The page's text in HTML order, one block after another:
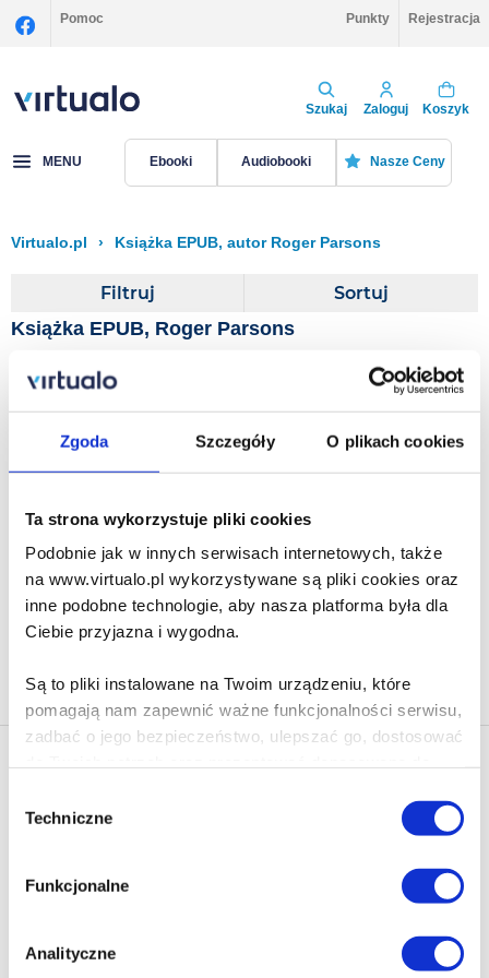
Zgoda Szczegóły O plikach cookies
Ta strona wykorzystuje pliki cookies
Podobnie jak w innych serwisach internetowych, także
na www.virtualo.pl wykorzystywane są pliki cookies oraz
inne podobne technologie, aby nasza platforma była dla
Ciebie przyjazna i wygodna.
Są to pliki instalowane na Twoim urządzeniu, które
pomagają nam zapewnić ważne funkcjonalności serwisu,
zadbać o jego bezpieczeństwo, ulepszać go, dostosować
Poza plikami, które są nam niezbędne do prawidłowego
i bezpiecznego działania serwisu - są także takie, które
wymagają Twojej zgody.
Każda udzielona zgoda poprawi Twoje doświadczenia
zgody
Techniczne
Funkcjonalne
Analityczne
Pomoc Punkty Rejestracja
Szukaj Zaloguj Koszyk
MENU Ebooki Audiobooki Nasze Ceny
Virtualo.pl › Książka EPUB, autor Roger Parsons
Filtruj Sortuj
Książka EPUB, Roger Parsons
Sweet Peas [DRM]
Roger Parsons
Do koszyka Na prezent
Newsletter - rabat 10%
marketingowych dotyczących virtualo.pl oraz partnerów biznesowych
Zgodę można wycofać w każdym czasie w sposób określony w
Polityce Prywatności